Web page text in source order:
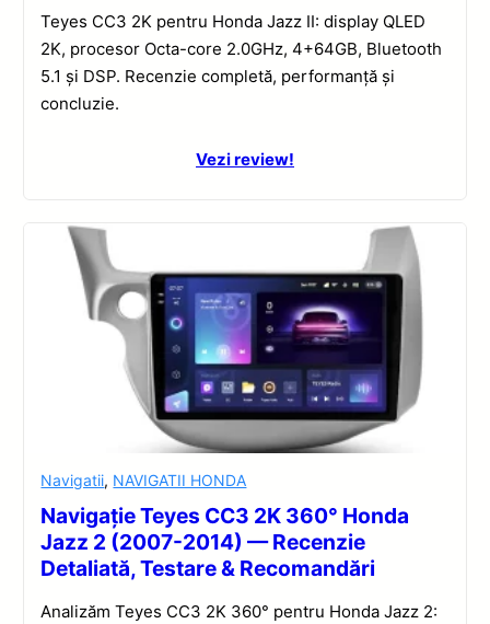
Teyes CC3 2K pentru Honda Jazz II: display QLED
2K, procesor Octa-core 2.0GHz, 4+64GB, Bluetooth
5.1 și DSP. Recenzie completă, performanță și
concluzie.
Vezi review!
Navigatii, NAVIGATII HONDA
Navigație Teyes CC3 2K 360° Honda
Jazz 2 (2007-2014) — Recenzie
Detaliată, Testare & Recomandări
Analizăm Teyes CC3 2K 360° pentru Honda Jazz 2: